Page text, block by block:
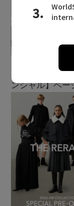
【エディター
ンシャル】ベー
トレンドが交差